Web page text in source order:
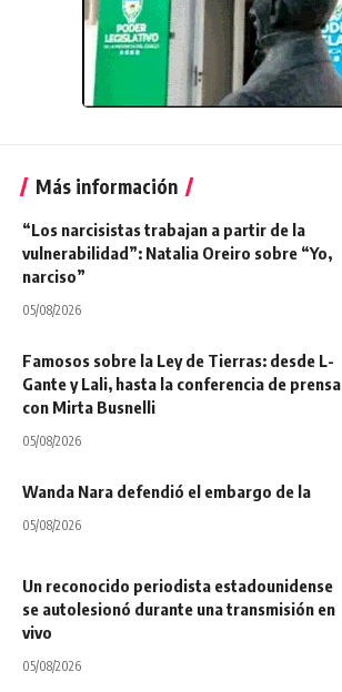
Más información
“Los narcisistas trabajan a partir de la
vulnerabilidad”: Natalia Oreiro sobre “Yo,
narciso”
05/08/2026
Famosos sobre la Ley de Tierras: desde L-
Gante y Lali, hasta la conferencia de prensa
con Mirta Busnelli
05/08/2026
Wanda Nara defendió el embargo de la
05/08/2026
Un reconocido periodista estadounidense
se autolesionó durante una transmisión en
vivo
05/08/2026